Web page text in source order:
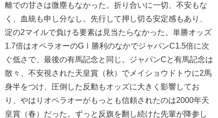
離での甘さは微塵もなかった。折り合いに一切、不安もな
く、血統も申し分なし。先行して押し切る安定感もあり、
淀の2マイルで負ける要素は見当たらなかった。単勝オッズ
1.7倍はオペラオーのGⅠ勝利のなかでジャパンC1.5倍に次
ぐ低さで、最後の有馬記念と同じ。ジャパンCと有馬記念は
散々、不安視された天皇賞（秋）でメイショウドトウに2馬
身半をつけ、圧倒した反動もオッズに大きく影響してお
り、やはりオペラオーがもっとも信頼されたのは2000年天
皇賞（春）だった。ずっと反旗を翻し続けた先輩が降参し